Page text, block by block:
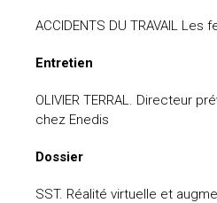
ACCIDENTS DU TRAVAIL
Entretien
OLIVIER TERRAL. Directeur
chez Enedis
Dossier
SST. Réalité virtuelle et